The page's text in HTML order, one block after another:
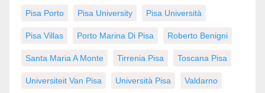
Pisa Porto Pisa University Pisa Università
Pisa Villas Porto Marina Di Pisa Roberto Benigni
Santa Maria A Monte Tirrenia Pisa Toscana Pisa
Universiteit Van Pisa Università Pisa Valdarno